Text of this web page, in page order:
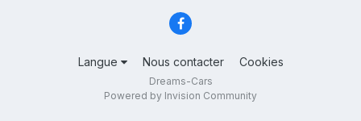
Langue Nous contacter Cookies
Dreams-Cars
Powered by Invision Community